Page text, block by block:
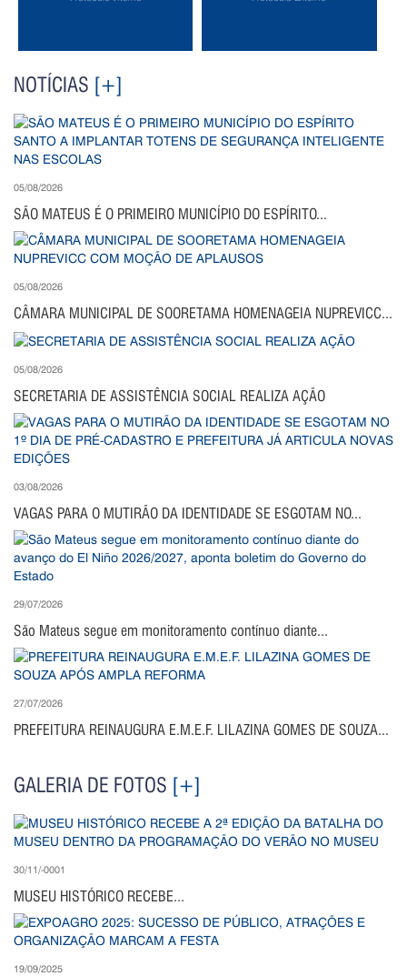
NOTÍCIAS [+]
05/08/2026
SÃO MATEUS É O PRIMEIRO MUNICÍPIO DO ESPÍRITO...
05/08/2026
CÂMARA MUNICIPAL DE SOORETAMA HOMENAGEIA NUPREVICC...
05/08/2026
SECRETARIA DE ASSISTÊNCIA SOCIAL REALIZA AÇÃO
03/08/2026
VAGAS PARA O MUTIRÃO DA IDENTIDADE SE ESGOTAM NO...
29/07/2026
São Mateus segue em monitoramento contínuo diante...
27/07/2026
PREFEITURA REINAUGURA E.M.E.F. LILAZINA GOMES DE SOUZA...
GALERIA DE FOTOS [+]
30/11/-0001
MUSEU HISTÓRICO RECEBE...
19/09/2025